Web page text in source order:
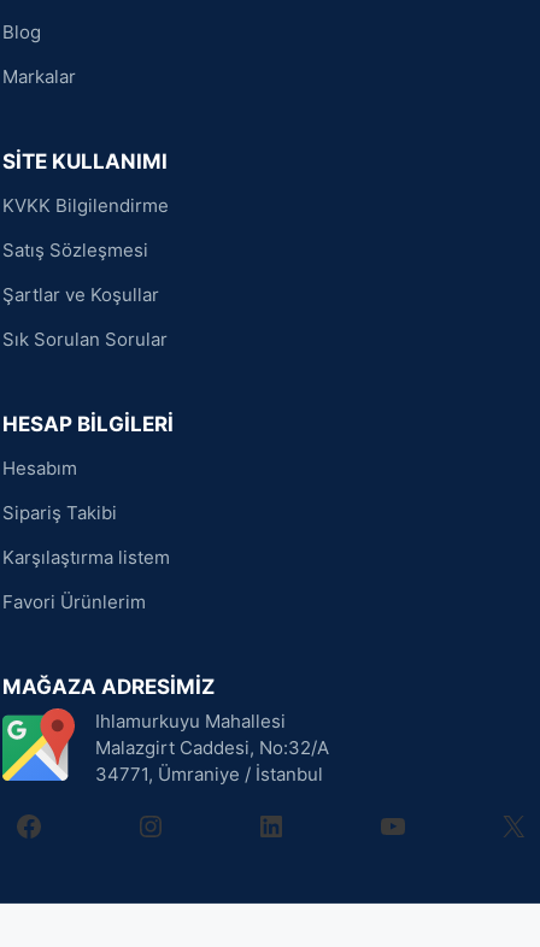
Blog
Markalar
SİTE KULLANIMI
KVKK Bilgilendirme
Satış Sözleşmesi
Şartlar ve Koşullar
Sık Sorulan Sorular
HESAP BİLGİLERİ
Hesabım
Sipariş Takibi
Karşılaştırma listem
Favori Ürünlerim
MAĞAZA ADRESİMİZ
Ihlamurkuyu Mahallesi
Malazgirt Caddesi, No:32/A
34771, Ümraniye / İstanbul
facebookinstagramlinkedin youtube X